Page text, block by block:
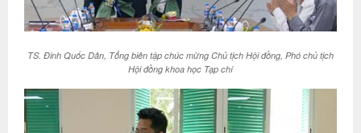
TS. Đinh Quốc Dân, Tổng biên tập chúc mừng Chủ tịch Hội đồng, Phó chủ tịch
Hội đồng khoa học Tạp chí